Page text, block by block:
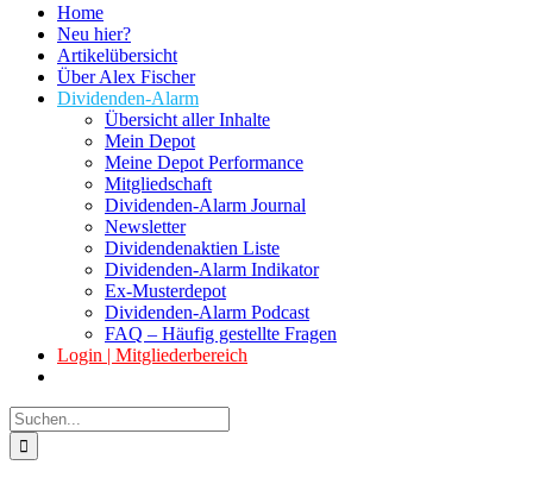
Home
Neu hier?
Artikelübersicht
Über Alex Fischer
Dividenden-Alarm
Übersicht aller Inhalte
Mein Depot
Meine Depot Performance
Mitgliedschaft
Dividenden-Alarm Journal
Newsletter
Dividendenaktien Liste
Dividenden-Alarm Indikator
Ex-Musterdepot
Dividenden-Alarm Podcast
FAQ – Häufig gestellte Fragen
Login | Mitgliederbereich
Suche
nach: